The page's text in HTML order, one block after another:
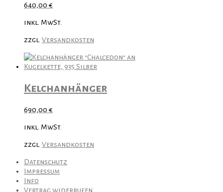
640,00 €
inkl. MwSt.
zzgl. Versandkosten
Kelchanhänger
690,00 €
inkl. MwSt.
zzgl. Versandkosten
Datenschutz
Impressum
Info
Vertrag widerrufen